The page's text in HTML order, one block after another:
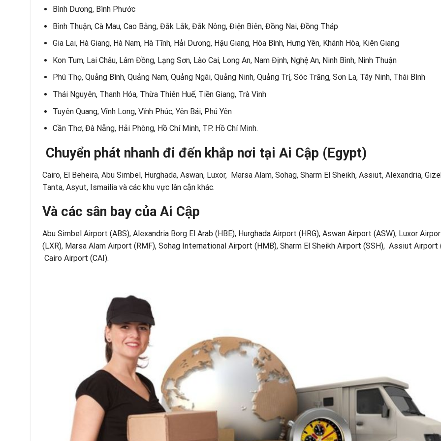
Bình Dương, Bình Phước
Bình Thuận, Cà Mau, Cao Bằng, Đắk Lắk, Đắk Nông, Điện Biên, Đồng Nai, Đồng Tháp
Gia Lai, Hà Giang, Hà Nam, Hà Tĩnh, Hải Dương, Hậu Giang, Hòa Bình, Hưng Yên, Khánh Hòa, Kiên Giang
Kon Tum, Lai Châu, Lâm Đồng, Lạng Sơn, Lào Cai, Long An, Nam Định, Nghệ An, Ninh Bình, Ninh Thuận
Phú Thọ, Quảng Bình, Quảng Nam, Quảng Ngãi, Quảng Ninh, Quảng Trị, Sóc Trăng, Sơn La, Tây Ninh, Thái Bình
Thái Nguyên, Thanh Hóa, Thừa Thiên Huế, Tiền Giang, Trà Vinh
Tuyên Quang, Vĩnh Long, Vĩnh Phúc, Yên Bái, Phú Yên
Cần Thơ, Đà Nẵng, Hải Phòng, Hồ Chí Minh, TP. Hồ Chí Minh.
Chuyển phát nhanh đi đến khắp nơi tại Ai Cập (Egypt)
Cairo, El Beheira, Abu Simbel, Hurghada, Aswan, Luxor, Marsa Alam, Sohag, Sharm El Sheikh, Assiut, Alexandria,
Tanta, Asyut, Ismailia và các khu vực lân cận khác.
Và các sân bay của Ai Cập
Abu Simbel Airport (ABS), Alexandria Borg El Arab (HBE), Hurghada Airport (HRG), Aswan Airport (ASW), Luxor
(LXR), Marsa Alam Airport (RMF), Sohag International Airport (HMB), Sharm El Sheikh Airport (SSH), Assiut Airport
Cairo Airport (CAI).